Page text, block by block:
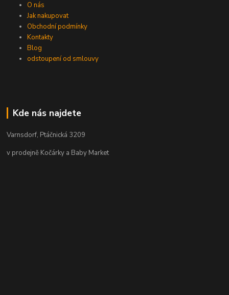
O nás
Jak nakupovat
Obchodní podmínky
Kontakty
Blog
odstoupení od smlouvy
Kde nás najdete
Varnsdorf, Ptáčnická 3209
v prodejně Kočárky a Baby Market